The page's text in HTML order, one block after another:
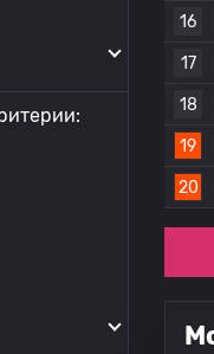
16
17
18
19
20